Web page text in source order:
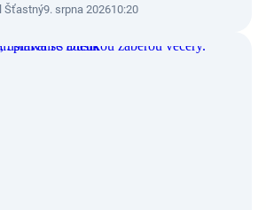
Šťastný9. srpna 202610:20